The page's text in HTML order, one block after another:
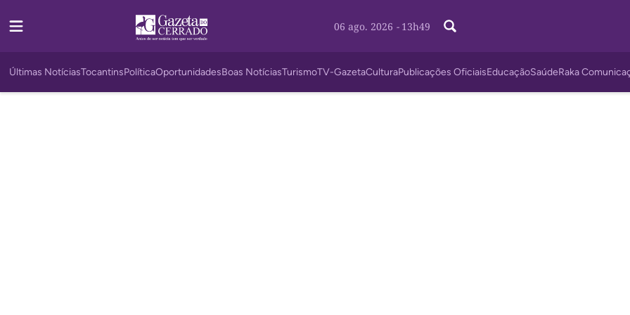
06 ago. 2026 - 13h49
Últimas NotíciasTocantinsPolíticaOportunidadesBoas NotíciasTurismoTV-GazetaCulturaPublicações OficiaisEducaçãoSaúdeRaka